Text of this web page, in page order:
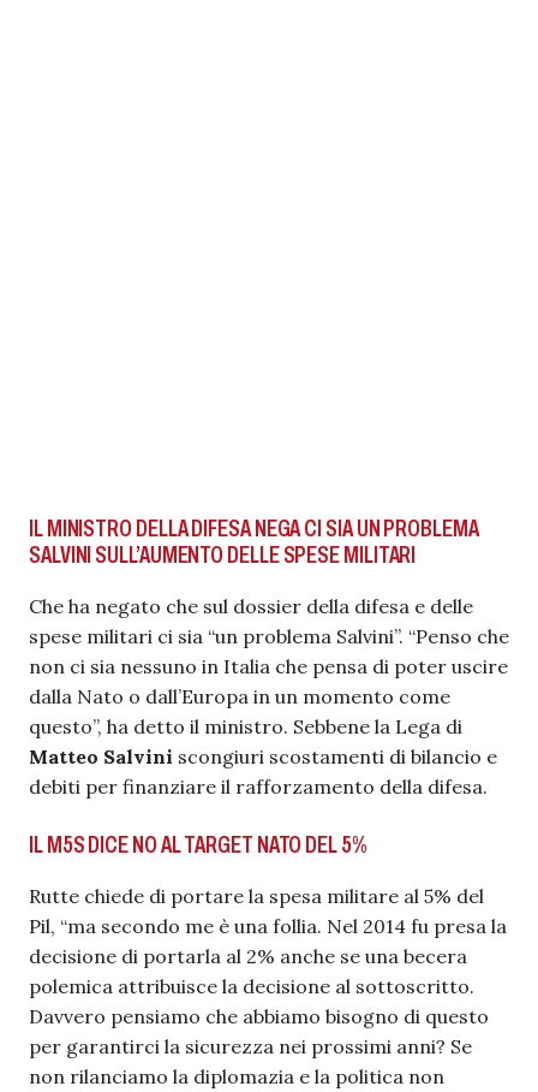
IL MINISTRO DELLA DIFESA NEGA CI SIA UN PROBLEMA
SALVINI SULL’AUMENTO DELLE SPESE MILITARI
Che ha negato che sul dossier della difesa e delle
spese militari ci sia “un problema Salvini”. “Penso che
non ci sia nessuno in Italia che pensa di poter uscire
dalla Nato o dall’Europa in un momento come
questo”, ha detto il ministro. Sebbene la Lega di
Matteo Salvini scongiuri scostamenti di bilancio e
debiti per finanziare il rafforzamento della difesa.
IL M5S DICE NO AL TARGET NATO DEL 5%
Rutte chiede di portare la spesa militare al 5% del
Pil, “ma secondo me è una follia. Nel 2014 fu presa la
decisione di portarla al 2% anche se una becera
polemica attribuisce la decisione al sottoscritto.
Davvero pensiamo che abbiamo bisogno di questo
per garantirci la sicurezza nei prossimi anni? Se
non rilanciamo la diplomazia e la politica non